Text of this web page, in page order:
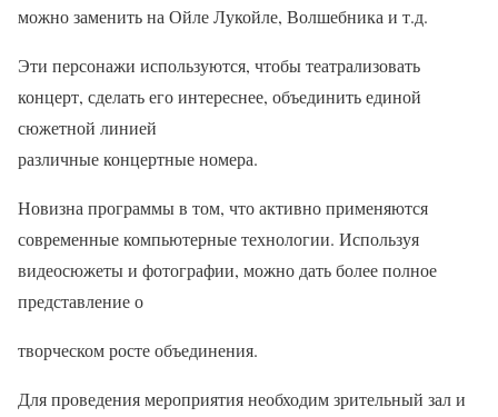
можно заменить на Ойле Лукойле, Волшебника и т.д.
Эти персонажи используются, чтобы театрализовать
концерт, сделать его интереснее, объединить единой
сюжетной линией
различные концертные номера.
Новизна программы в том, что активно применяются
современные компьютерные технологии. Используя
видеосюжеты и фотографии, можно дать более полное
представление о
творческом росте объединения.
Для проведения мероприятия необходим зрительный зал и